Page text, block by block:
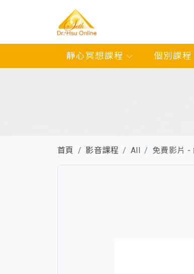
靜心冥想課程 個別課程
首頁 影音課程 All 免費影片 -